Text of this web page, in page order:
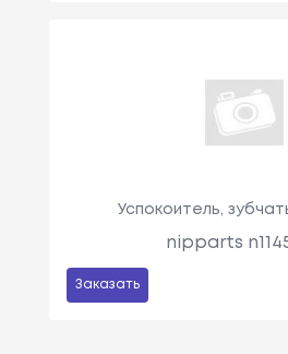
Успокоитель,
nipparts
Заказать